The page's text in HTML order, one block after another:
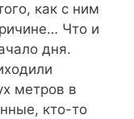
как с ним
Что и
дня.
метров в
кто-то